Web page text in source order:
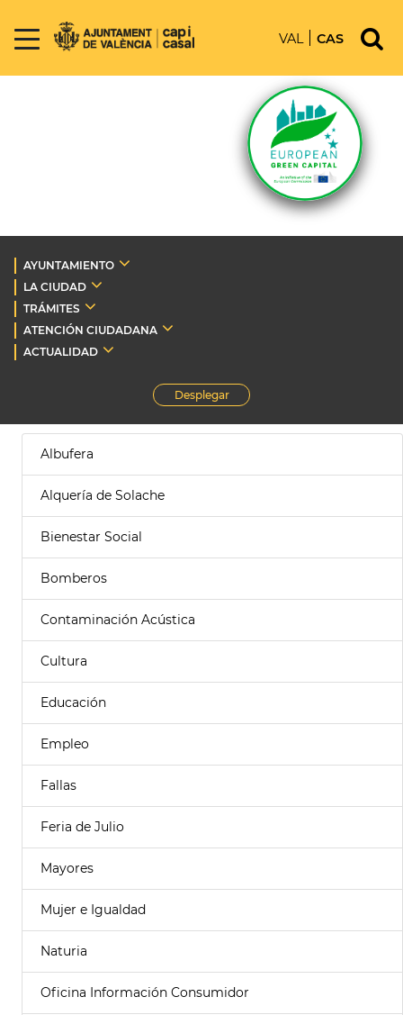
VAL CAS
AYUNTAMIENTO
LA CIUDAD
TRÁMITES
ATENCIÓN CIUDADANA
ACTUALIDAD
Desplegar
Albufera
Alquería de Solache
Bienestar Social
Bomberos
Contaminación Acústica
Cultura
Educación
Empleo
Fallas
Feria de Julio
Mayores
Mujer e Igualdad
Naturia
Oficina Información Consumidor